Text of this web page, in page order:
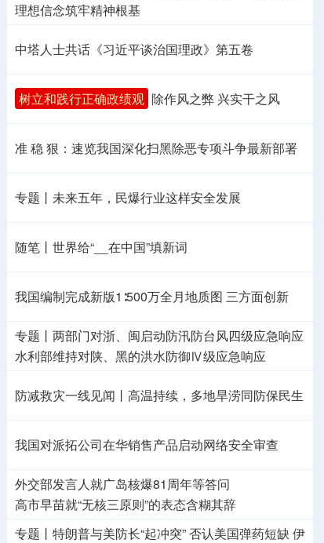
理想信念筑牢精神根基
中塔人士共话《习近平谈治国理政》第五卷
树立和践行正确政绩观 除作风之弊 兴实干之风
准 稳 狠：速览我国深化扫黑除恶专项斗争最新部署
专题丨 未来五年，民爆行业这样安全发展
随笔丨世界给“__在中国”填新词
我国编制完成新版1∶500万全月地质图 三方面创新
专题丨 两部门对浙、闽启动防汛防台风四级应急响应
水利部维持对陕、黑的洪水防御Ⅳ级应急响应
防减救灾一线见闻丨高温持续，多地旱涝同防保民生
我国对派拓公司在华销售产品启动网络安全审查
外交部发言人就广岛核爆81周年等答问
高市早苗就“无核三原则”的表态含糊其辞
专题丨 特朗普与美防长“起冲突”否认美国弹药短缺伊